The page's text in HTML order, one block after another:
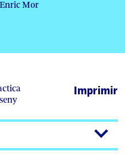
Mor
Imprimir